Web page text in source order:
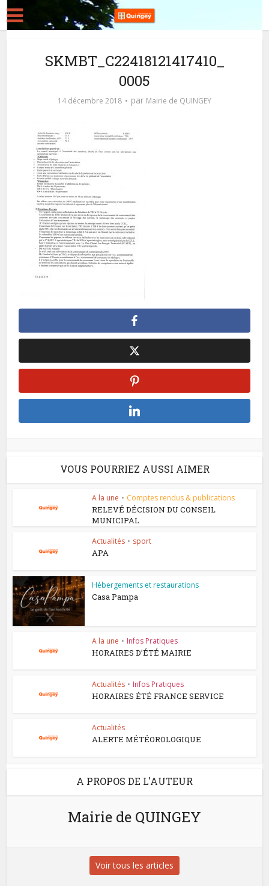
SKMBT_C22418121417410_
0005
14 décembre 2018 par Mairie de QUINGEY
VOUS POURRIEZ AUSSI AIMER
A la une • Comptes rendus & publications
RELEVÉ DÉCISION DU CONSEIL
MUNICIPAL
Actualités • sport
APA
Hébergements et restaurations
Casa Pampa
A la une • Infos Pratiques
HORAIRES D’ÉTÉ MAIRIE
Actualités • Infos Pratiques
HORAIRES ÉTÉ FRANCE SERVICE
Actualités
ALERTE MÉTÉOROLOGIQUE
A PROPOS DE L'AUTEUR
Mairie de QUINGEY
Voir tous les articles